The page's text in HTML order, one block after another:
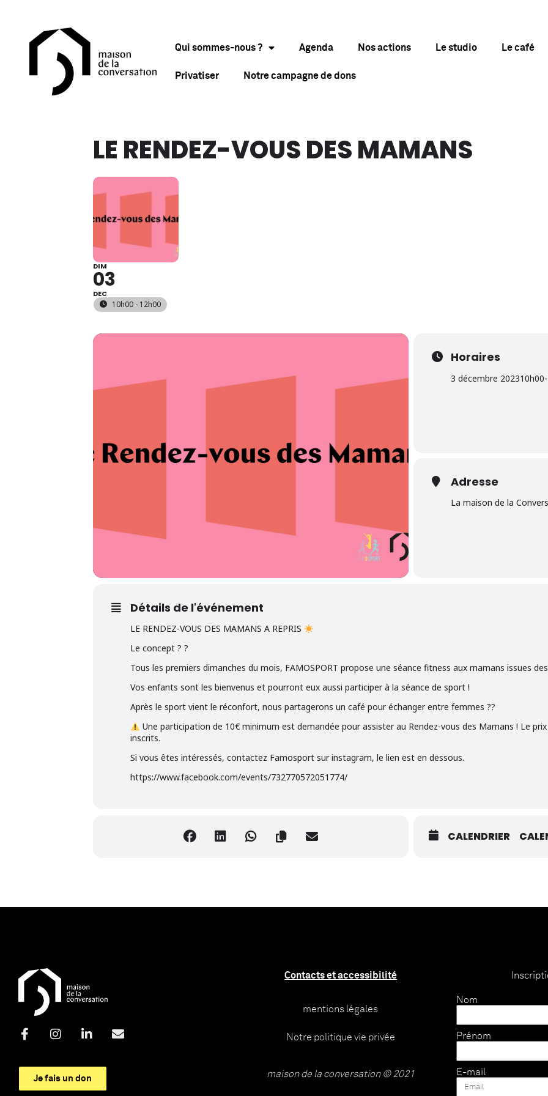
Qui sommes-nous ? Agenda Nos actions Le studio Le café
Privatiser Notre campagne de dons
LE RENDEZ-VOUS DES MAMANS
DIM
03
DEC
10h00 - 12h00
Horaires
3 décembre 202310h00-
Adresse
La maison de la
Détails de l'événement
LE RENDEZ-VOUS DES MAMANS A REPRIS
Le concept ? ?
Tous les premiers dimanches du mois, FAMOSPORT propose une séance fitness aux mamans issues
Vos enfants sont les bienvenus et pourront eux aussi participer à la séance de sport !
Après le sport vient le réconfort, nous partagerons un café pour échanger entre femmes ??
Une participation de 10€ minimum est demandée pour assister au Rendez-vous des Mamans ! Le
inscrits.
Si vous êtes intéressés, contactez Famosport sur instagram, le lien est en dessous.
https://www.facebook.com/events/732770572051774/
CALENDRIER
Je fais un don
Contacts et accessibilité
mentions légales
Notre politique vie privée
maison de la conversation © 2021
Nom
Prénom
E-mail